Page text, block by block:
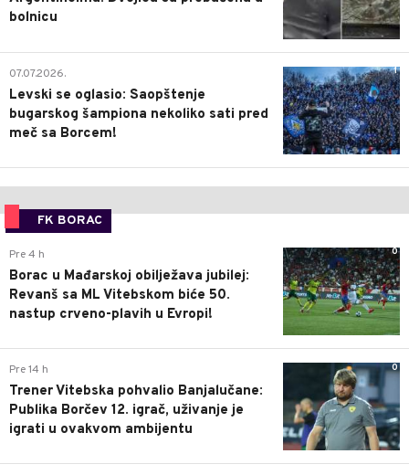
bolnicu
1
07.07.2026.
Levski se oglasio: Saopštenje
bugarskog šampiona nekoliko sati pred
meč sa Borcem!
FK BORAC
0
Pre 4 h
Borac u Mađarskoj obilježava jubilej:
Revanš sa ML Vitebskom biće 50.
nastup crveno-plavih u Evropi!
0
Pre 14 h
Trener Vitebska pohvalio Banjalučane:
Publika Borčev 12. igrač, uživanje je
igrati u ovakvom ambijentu